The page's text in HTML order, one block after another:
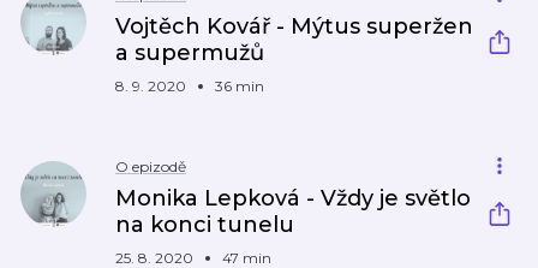
Vojtěch Kovář - Mýtus superžen
a supermužů
8. 9. 2020 36 min
O epizodě
Monika Lepková - Vždy je světlo
na konci tunelu
25. 8. 2020 47 min